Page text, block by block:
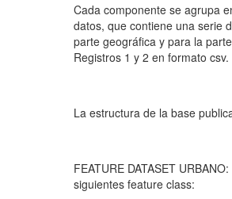
Cada componente se agrupa
datos, que contiene una serie
parte geográfica y para la
Registros 1 y 2 en formato csv.
La estructura de la base
FEATURE DATASET
siguientes feature class: